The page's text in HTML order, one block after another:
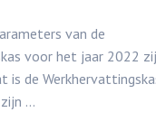
van de
voor het jaar 2022
is de
...